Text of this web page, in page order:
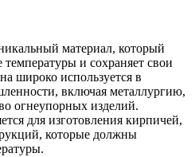
материал, который
и сохраняет свои
широко используется в
включая металлургию,
огнеупорных изделий.
для изготовления кирпичей,
которые должны